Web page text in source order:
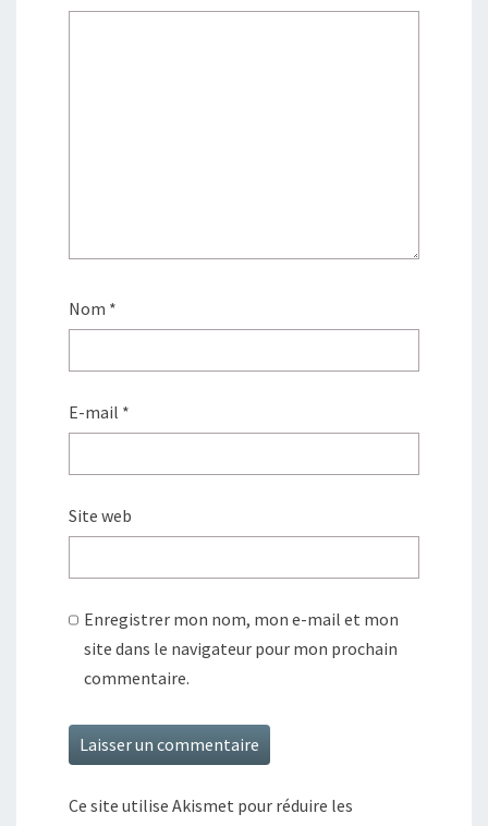
Nom *
E-mail *
Site web
Enregistrer mon nom, mon e-mail et mon
site dans le navigateur pour mon prochain
commentaire.
Ce site utilise Akismet pour réduire les